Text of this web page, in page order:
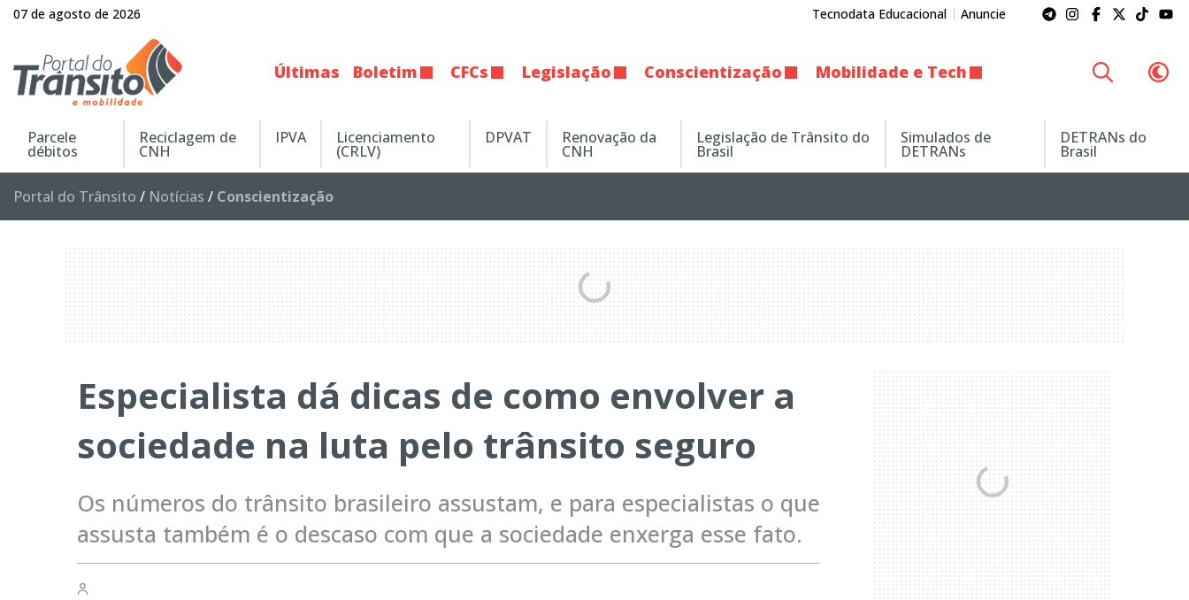
07 de agosto de 2026 Tecnodata Educacional Anuncie
Últimas Boletim CFCs Legislação Conscientização Mobilidade e Tech
Parcele
débitos
Reciclagem de
CNH
IPVA Licenciamento
(CRLV)
DPVAT Renovação da
CNH
Legislação de Trânsito do
Brasil
Simulados de
DETRANs
DETRANs do
Brasil
Portal do Trânsito / Notícias / Conscientização
Especialista dá dicas de como envolver a
sociedade na luta pelo trânsito seguro
Os números do trânsito brasileiro assustam, e para especialistas o que
assusta também é o descaso com que a sociedade enxerga esse fato.